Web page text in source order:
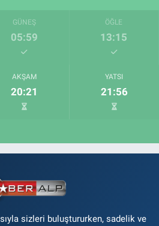
GÜNEŞ
05:59
ÖĞLE
13:15
AKŞAM
20:21
YATSI
21:56
sizleri buluştururken, sadelik ve